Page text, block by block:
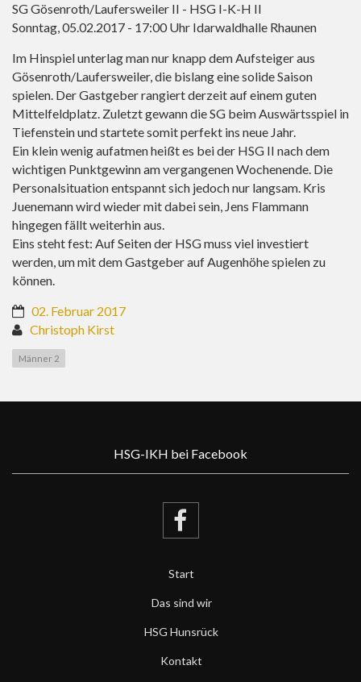
SG Gösenroth/Laufersweiler II - HSG I-K-H II
Sonntag, 05.02.2017 - 17:00 Uhr Idarwaldhalle Rhaunen
Im Hinspiel unterlag man nur knapp dem Aufsteiger aus
Gösenroth/Laufersweiler, die bislang eine solide Saison
spielen. Der Gastgeber rangiert derzeit auf einem guten
Mittelfeldplatz. Zuletzt gewann die SG beim Auswärtsspiel in
Tiefenstein und startete somit perfekt ins neue Jahr.
Ein klein wenig aufatmen heißt es bei der HSG II nach dem
wichtigen Punktgewinn am vergangenen Wochenende. Die
Personalsituation entspannt sich jedoch nur langsam. Kris
Juenemann wird wieder mit dabei sein, Jens Flammann
hingegen fällt weiterhin aus.
​Eins steht fest: Auf Seiten der HSG muss viel investiert
werden, um mit dem Gastgeber auf Augenhöhe spielen zu
können.
02. Februar 2017
Christoph Kirst
Männer 2
HSG-IKH bei Facebook
Start
Das sind wir
HSG Hunsrück
Kontakt